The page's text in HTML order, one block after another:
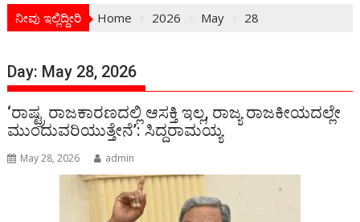
ನೀವು ಇಲ್ಲಿದ್ದೀರಿ Home 2026 May 28
Day: May 28, 2026
‘ರಾಷ್ಟ್ರ ರಾಜಕಾರಣದಲ್ಲಿ ಆಸಕ್ತಿ ಇಲ್ಲ, ರಾಜ್ಯ ರಾಜಕೀಯದಲ್ಲೇ
ಮುಂದುವರಿಯುತ್ತೇನೆ’: ಸಿದ್ದರಾಮಯ್ಯ
May 28, 2026 admin